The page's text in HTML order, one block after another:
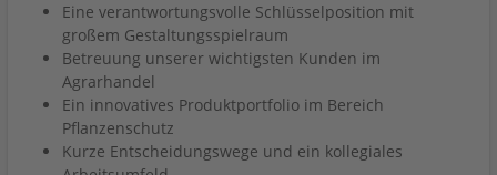
Eine verantwortungsvolle Schlüsselposition mit
großem Gestaltungsspielraum
Betreuung unserer wichtigsten Kunden im
Agrarhandel
Ein innovatives Produktportfolio im Bereich
Pflanzenschutz
Kurze Entscheidungswege und ein kollegiales